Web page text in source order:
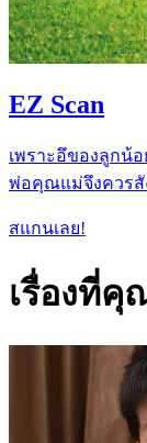
EZ Scan
เพราะอึของลูกน้
พ่อคุณแม่จึงควรสั
สแกนเลย!
เรื่องที่